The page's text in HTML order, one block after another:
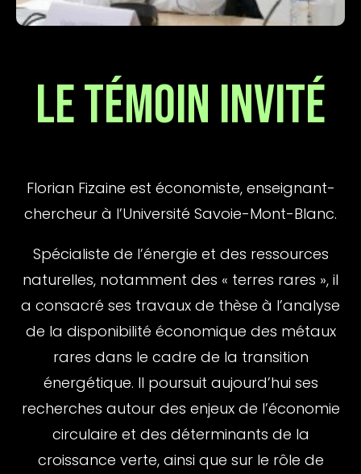
LE TÉMOIN INVITÉ
Florian Fizaine est économiste, enseignant-
chercheur à l’Université Savoie-Mont-Blanc.
Spécialiste de l’énergie et des ressources
naturelles, notamment des « terres rares », il
a consacré ses travaux de thèse à l’analyse
de la disponibilité économique des métaux
rares dans le cadre de la transition
énergétique. Il poursuit aujourd’hui ses
recherches autour des enjeux de l’économie
circulaire et des déterminants de la
croissance verte, ainsi que sur le rôle de